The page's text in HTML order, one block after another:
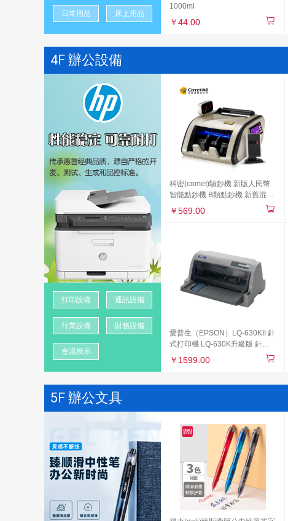
日常用品 床上用品
1000ml
￥44.00
4F 辦公設備
打印設備 通訊設備
行業設備 財務設備
會議展示
科密(comet)驗鈔機 新版人民幣
智能點鈔機 B類點鈔機 新舊混點
B1+
￥569.00
愛普生（EPSON）LQ-630KII 針
式打印機 LQ-630K升級版 針式
￥1599.00
5F 辦公文具